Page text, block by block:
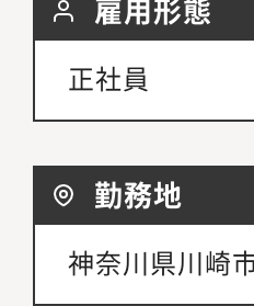
雇用形態
正社員
勤務地
神奈川県川崎